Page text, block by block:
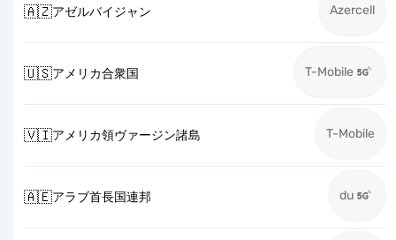
🇦🇿アゼルバイジャン Azercell
🇺🇸アメリカ合衆国 T-Mobile
🇻🇮アメリカ領ヴァージン諸島 T-Mobile
🇦🇪アラブ首長国連邦 du